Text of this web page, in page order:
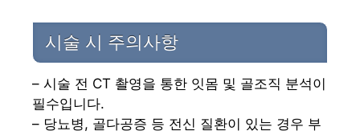
시술 시 주의사항
– 시술 전 CT 촬영을 통한 잇몸 및 골조직 분석이
필수입니다.
– 당뇨병, 골다공증 등 전신 질환이 있는 경우 부